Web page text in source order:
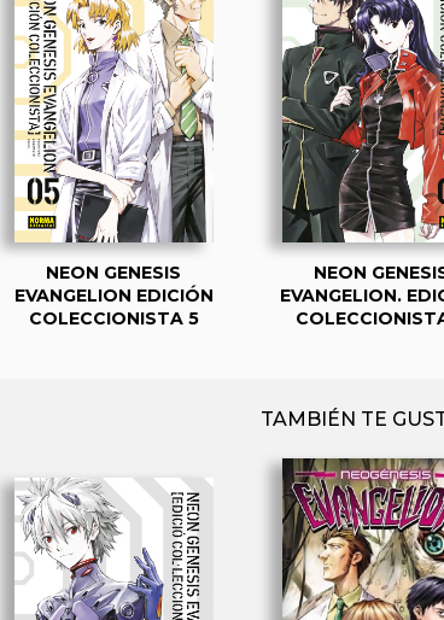
NEON GENESIS
EVANGELION EDICIÓN
COLECCIONISTA 5
NEON
EVANGELION.
TAMBIÉN TE